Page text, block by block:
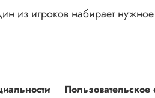
из игроков набирает